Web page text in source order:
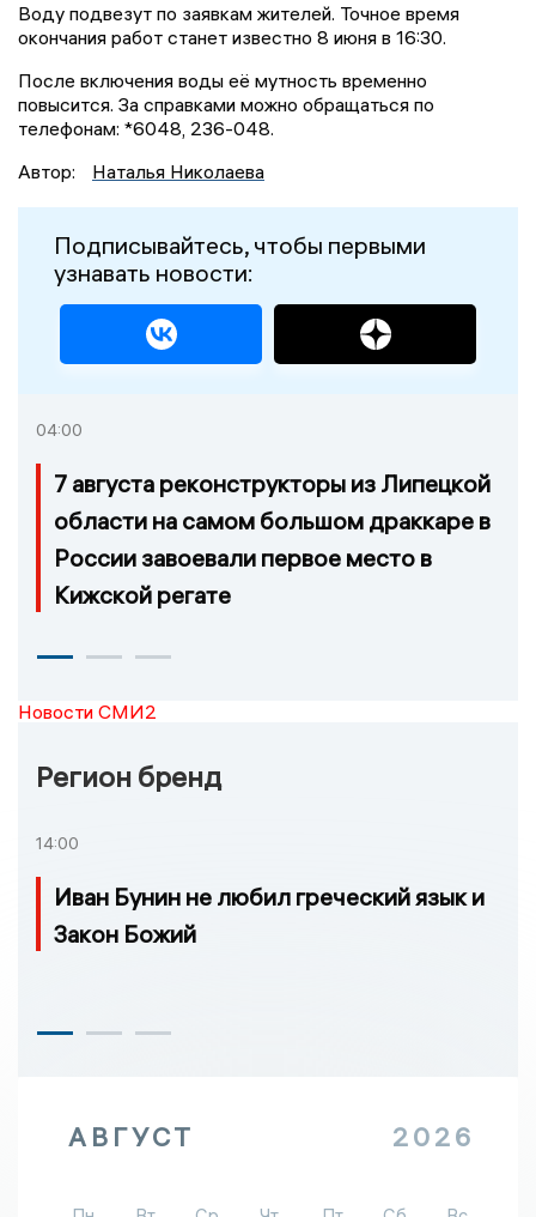
Воду подвезут по заявкам жителей. Точное время
окончания работ станет известно 8 июня в 16:30.
После включения воды её мутность временно
повысится. За справками можно обращаться по
телефонам: *6048, 236-048.
Автор:
Наталья Николаева
Подписывайтесь, чтобы первыми
узнавать новости:
04:00
7 августа реконструкторы из Липецкой
области на самом большом драккаре в
России завоевали первое место в
Кижской регате
Новости СМИ2
Регион бренд
14:00
Иван Бунин не любил греческий язык и
Закон Божий
АВГУСТ 2026